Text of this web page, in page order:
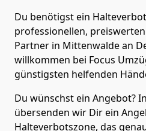
Du benötigst ein
professionellen,
Partner in Mittenwalde an
willkommen bei Focus
günstigsten helfenden
Du wünschst ein Angebot?
übersenden wir Dir ein
Halteverbotszone, das